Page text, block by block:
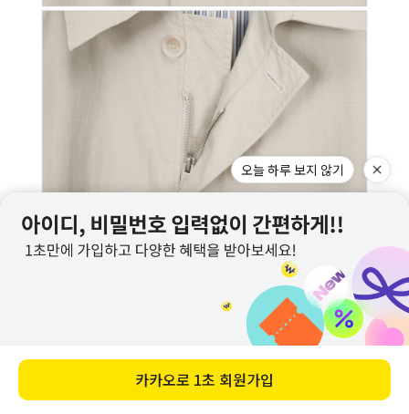
오늘 하루 보지 않기
카카오로 1초 회원가입